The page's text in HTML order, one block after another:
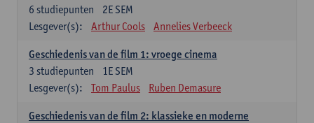
2E SEM
6 studiepunten
Lesgever(s):
Arthur Cools Annelies Verbeeck
Geschiedenis van de film 1: vroege cinema
1E SEM
3 studiepunten
Lesgever(s):
Tom Paulus Ruben Demasure
Geschiedenis van de film 2: klassieke en moderne